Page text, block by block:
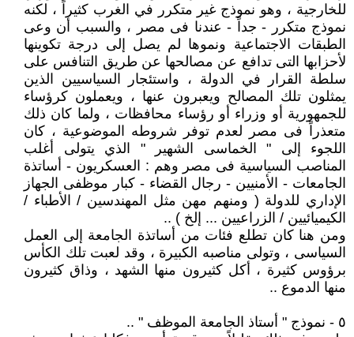
للخارجية ، وهو نموذج غير متكرر في الغرب كثيراً ، لكنه
نموذج متكرر - جداً - عندنا فى مصر ، والسبب أن وعى
الطبقات الاجتماعية ونموها لم يصل إلى درجة تكوينها
لأحزابها التى تدافع عن مصالحها عن طريق التنافس على
سلطة القرار في الدولة ، واستئجار السياسيين الذين
يمثلون تلك المصالح ويعبرون عنها ، ويعملون كرؤساء
للجمهورية أو وزراء أو رؤساء محافظات ، ولما كان ذلك
متعذراً فى مصر لعدم توفر شروطه الموضوعية ، كان
اللجوء إلى " الخماسى الشهير " الذي يتولى أغلب
المناصب السياسية فى مصر وهم : العسكريون - أساتذة
الجامعات - الأمنيين - رجال القضاء - كبار موظفى الجهاز
الإداري للدولة ( ومنهم مهن مثل المهندسين / الأطباء /
الكيميائيين / الزراعيين ... إلخ ) ..
ومن هنا كان تطلع فئات من أساتذة الجامعة إلى العمل
السياسى ، وتولى مناصبه الكبيرة ، وقد لعبت تلك الكأس
برؤوس كثيرة ، أكل كثيرون منها الشهد ، وذاق كثيرون
منها الدموع ..
٥ - نموذج " أستاذ الجامعة الموظف " ..